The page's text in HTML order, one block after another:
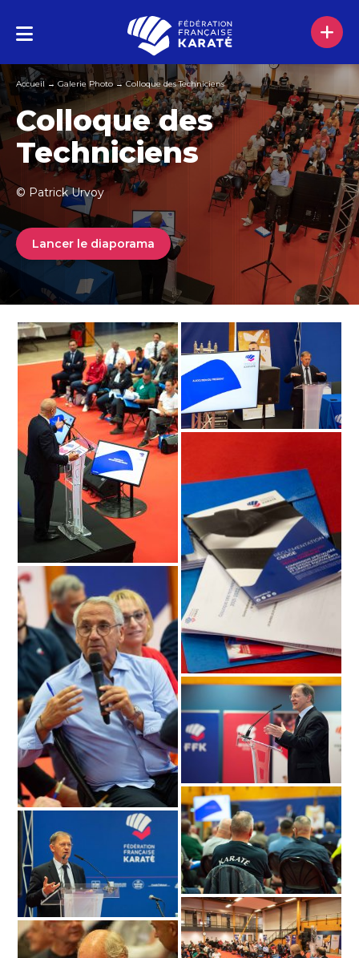
Accueil→ Galerie Photo →Colloque des Techniciens
Colloque des
Techniciens
© Patrick Urvoy
Lancer le diaporama